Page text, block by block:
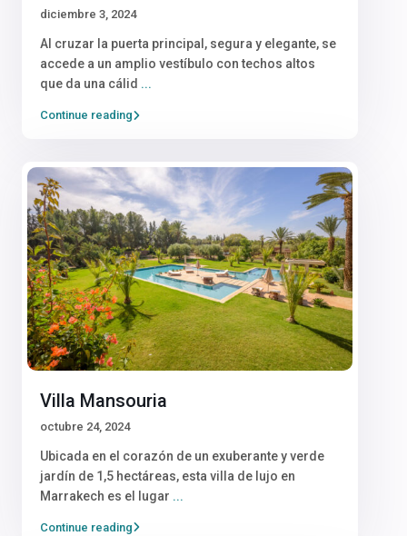
diciembre 3, 2024
Al cruzar la puerta principal, segura y elegante, se
accede a un amplio vestíbulo con techos altos
que da una cálid ...
Continue reading
Villa Mansouria
octubre 24, 2024
Ubicada en el corazón de un exuberante y verde
jardín de 1,5 hectáreas, esta villa de lujo en
Marrakech es el lugar ...
Continue reading